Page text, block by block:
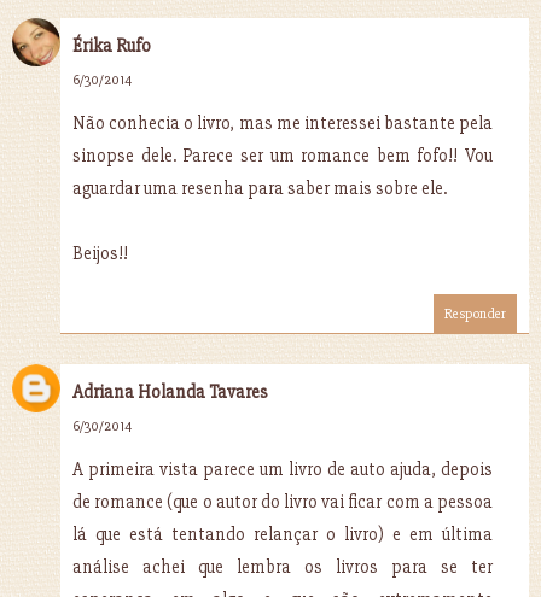
Érika Rufo
6/30/2014
Não conhecia o livro, mas me interessei bastante pela
sinopse dele. Parece ser um romance bem fofo!! Vou
aguardar uma resenha para saber mais sobre ele.
Beijos!!
Responder
Adriana Holanda Tavares
6/30/2014
A primeira vista parece um livro de auto ajuda, depois
de romance (que o autor do livro vai ficar com a pessoa
lá que está tentando relançar o livro) e em última
análise achei que lembra os livros para se ter